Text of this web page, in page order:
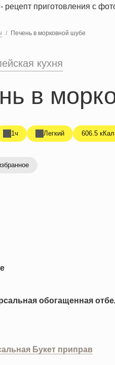
Печень в морковной шубе
кухня
в
1ч Легкий 606.5 кКал
обогащенная
Букет приправ